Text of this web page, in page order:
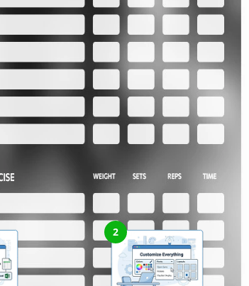
pratique d'organiser vos séances
gratuit de journal d'entraînement en noir et blanc.
d'entraînement actuel, le nom de l'exercice
les champs que nous avons déjà créés. Vous
texte en ligne ou hors ligne à l'aide de Google
et modifier ce modèle
2